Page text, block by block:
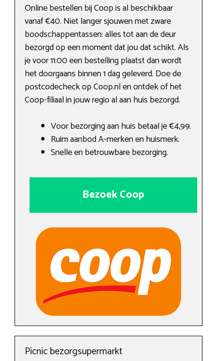
Online bestellen bij Coop is al beschikbaar
vanaf €40. Niet langer sjouwen met zware
boodschappentassen: alles tot aan de deur
bezorgd op een moment dat jou dat schikt. Als
je voor 11:00 een bestelling plaatst dan wordt
het doorgaans binnen 1 dag geleverd. Doe de
postcodecheck op Coop.nl en ontdek of het
Coop-filiaal in jouw regio al aan huis bezorgd.
Voor bezorging aan huis betaal je €4,99.
Ruim aanbod A-merken en huismerk.
Snelle en betrouwbare bezorging.
Bezoek Coop
Picnic bezorgsupermarkt